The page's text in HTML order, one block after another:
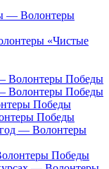
— Волонтеры
«Чистые
Волонтеры Победы
Волонтеры Победы
Победы
Победы
— Волонтеры
Победы